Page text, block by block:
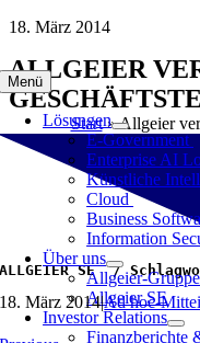
Zum
springen
Menü
Lösungen
E-Government
Enterprise AI
Künstliche
Cloud
Business
Information
Über uns
Allgeier-Gruppe
Allgeier SE
Investor Relations
Finanzberichte
18. März 2014
ALLGEIER
Start»Allgeier
ALLGEIER SE  /
18. März 2014|Ad hoc-